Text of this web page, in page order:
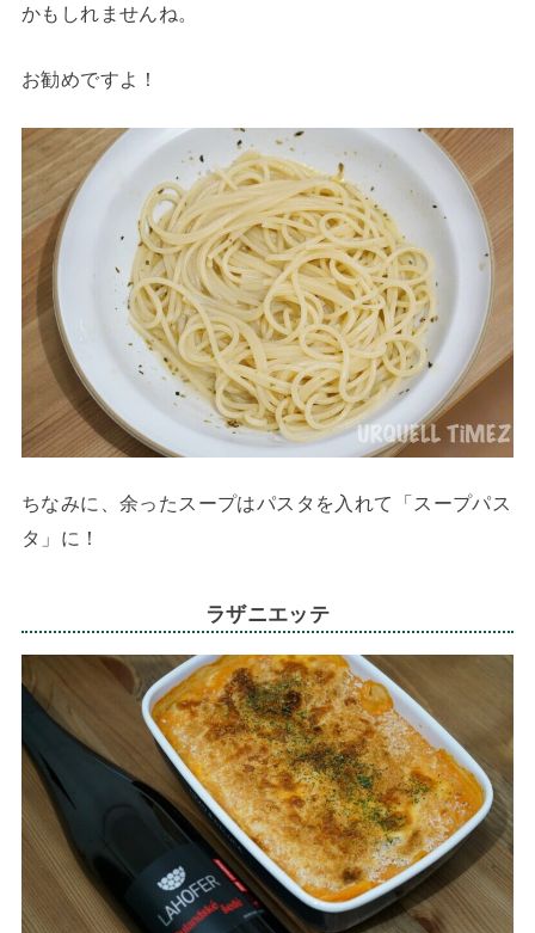
かもしれませんね。
お勧めですよ！
ちなみに、余ったスープはパスタを入れて「スープパス
タ」に！
ラザニエッテ